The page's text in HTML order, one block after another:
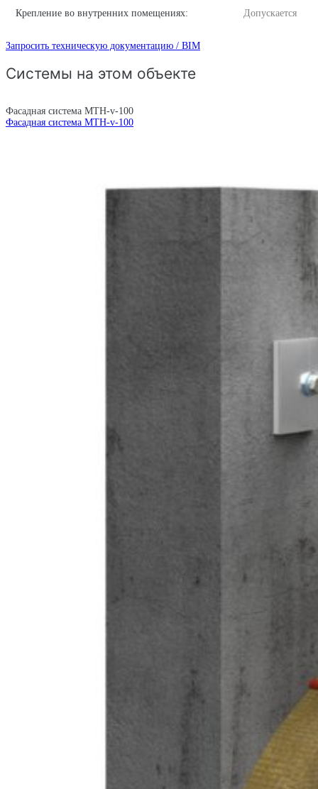
Крепление во внутренних помещениях: Допускается
Запросить техническую документацию / BIM
Системы на этом объекте
Фасадная система MTH-v-100
Фасадная система MTH-v-100